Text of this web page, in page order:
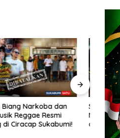
HUT RI ke-81, Polsek
Bagikan Nasi Kotak
Merah Putih